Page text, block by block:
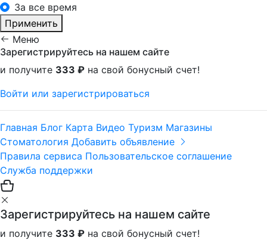
За все время
Применить
Меню
Зарегистрируйтесь на нашем сайте
и получите 333 ₽ на свой бонусный счет!
Войти или зарегистрироваться
Главная Блог Карта Видео Туризм Магазины
Стоматология Добавить объявление
Правила сервиса Пользовательское соглашение
Служба поддержки
Зарегистрируйтесь на нашем сайте
и получите 333 ₽ на свой бонусный счет!